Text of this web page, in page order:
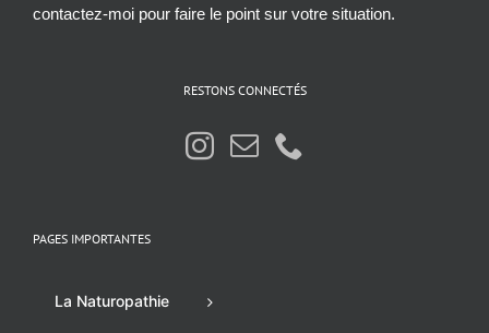
contactez-moi pour faire le point sur votre situation.
RESTONS CONNECTÉS
PAGES IMPORTANTES
La Naturopathie